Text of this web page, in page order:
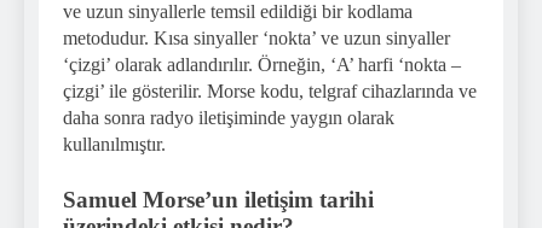
ve uzun sinyallerle temsil edildiği bir kodlama
metodudur. Kısa sinyaller ‘nokta’ ve uzun sinyaller
‘çizgi’ olarak adlandırılır. Örneğin, ‘A’ harfi ‘nokta –
çizgi’ ile gösterilir. Morse kodu, telgraf cihazlarında ve
daha sonra radyo iletişiminde yaygın olarak
kullanılmıştır.
Samuel Morse’un iletişim tarihi